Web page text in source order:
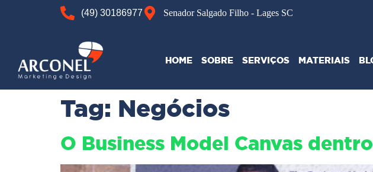
(49) 30186977 Senador Salgado Filho - Lages SC
HOME SOBRE SERVIÇOS MATERIAIS
Tag: Negócios
O Business Model Canvas